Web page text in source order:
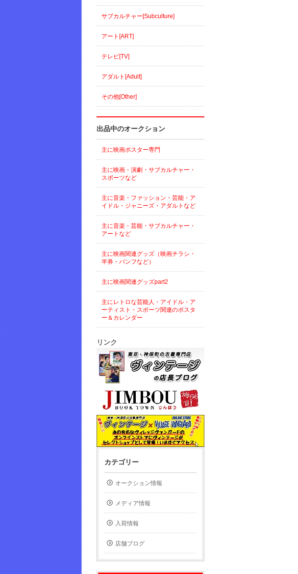
サブカルチャー[Subculture]
アート[ART]
テレビ[TV]
アダルト[Adult]
その他[Other]
出品中のオークション
主に映画ポスター専門
主に映画・演劇・サブカルチャー・
スポーツなど
主に音楽・ファッション・芸能・ア
イドル・ジャニーズ・アダルトなど
主に音楽・芸能・サブカルチャー・
アートなど
主に映画関連グッズ（映画チラシ・
半券・パンフなど）
主に映画関連グッズpart2
主にレトロな芸能人・アイドル・ア
ーティスト・スポーツ関連のポスタ
ー＆カレンダー
リンク
カテゴリー
オークション情報
メディア情報
入荷情報
店舗ブログ